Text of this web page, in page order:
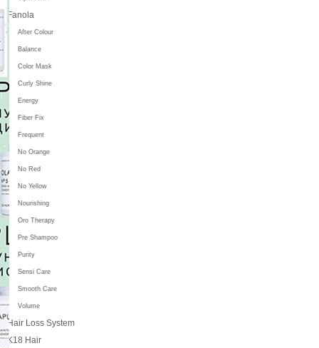
Fanola
After Colour
Balance
Color Mask
Curly Shine
Energy
Fiber Fix
Frequent
No Orange
No Red
No Yellow
Nourishing
Oro Therapy
Pre Shampoo
Purity
Sensi Care
Smooth Care
Volume
Hair Loss System
K18 Hair